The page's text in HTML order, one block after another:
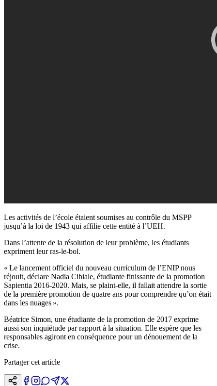
Les activités de l’école étaient soumises au contrôle du MSPP
jusqu’à la loi de 1943 qui affilie cette entité à l’UEH.
Dans l’attente de la résolution de leur problème, les étudiants
expriment leur ras-le-bol.
« Le lancement officiel du nouveau curriculum de l’ENIP nous
réjouit, déclare Nadia Cibiale, étudiante finissante de la promotion
Sapientia 2016-2020. Mais, se plaint-elle, il fallait attendre la sortie
de la première promotion de quatre ans pour comprendre qu’on était
dans les nuages ».
Béatrice Simon, une étudiante de la promotion de 2017 exprime
aussi son inquiétude par rapport à la situation. Elle espère que les
responsables agiront en conséquence pour un dénouement de la
crise.
Partager cet article